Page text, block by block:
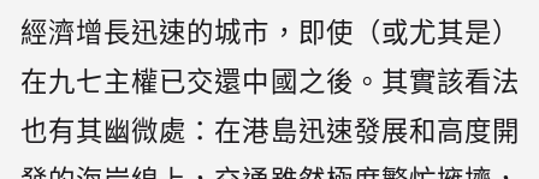
經濟增長迅速的城市，即使（或尤其是）
在九七主權已交還中國之後。其實該看法
也有其幽微處：在港島迅速發展和高度開